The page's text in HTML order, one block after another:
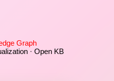
Graph
· Open KB